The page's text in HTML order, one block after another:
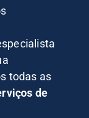
todas as
de